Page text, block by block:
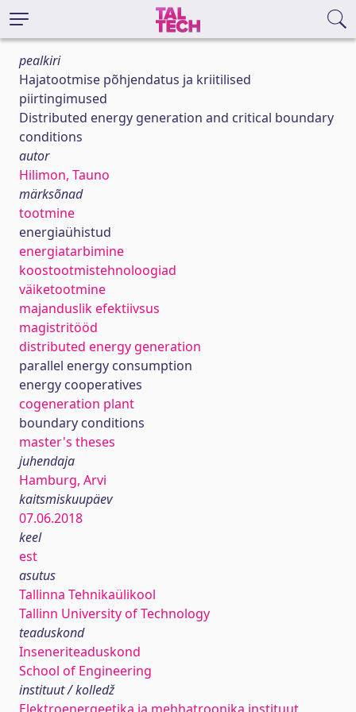
pealkiri
Hajatootmise põhjendatus ja kriitilised
piirtingimused
Distributed energy generation and critical boundary
conditions
autor
Hilimon, Tauno
märksõnad
tootmine
energiaühistud
energiatarbimine
koostootmistehnoloogiad
väiketootmine
majanduslik efektiivsus
magistritööd
distributed energy generation
parallel energy consumption
energy cooperatives
cogeneration plant
boundary conditions
master's theses
juhendaja
Hamburg, Arvi
kaitsmiskuupäev
07.06.2018
keel
est
asutus
Tallinna Tehnikaülikool
Tallinn University of Technology
teaduskond
Inseneriteaduskond
School of Engineering
instituut / kolledž